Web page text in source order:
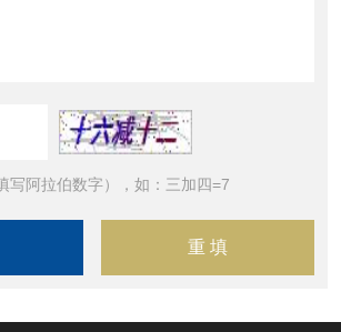
写阿拉伯数字），如：三加四=7